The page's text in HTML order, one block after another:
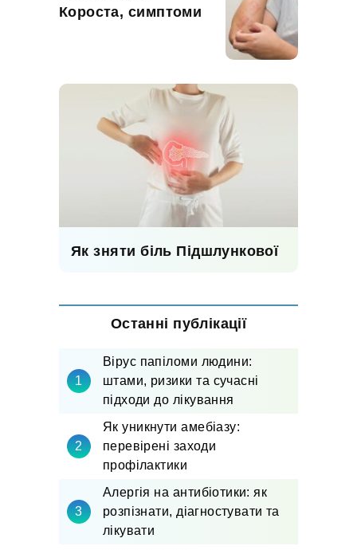
Короста, симптоми
Як зняти біль Підшлункової
Останні публікації
Вірус папіломи людини:
штами, ризики та сучасні
підходи до лікування
Як уникнути амебіазу:
перевірені заходи
профілактики
Алергія на антибіотики: як
розпізнати, діагностувати та
лікувати